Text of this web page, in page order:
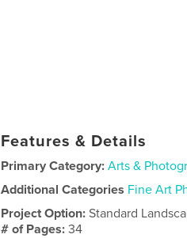
Features & Details
Primary Category: Arts &
Additional Categories Fine Art
Project Option:Standard
# of Pages:34